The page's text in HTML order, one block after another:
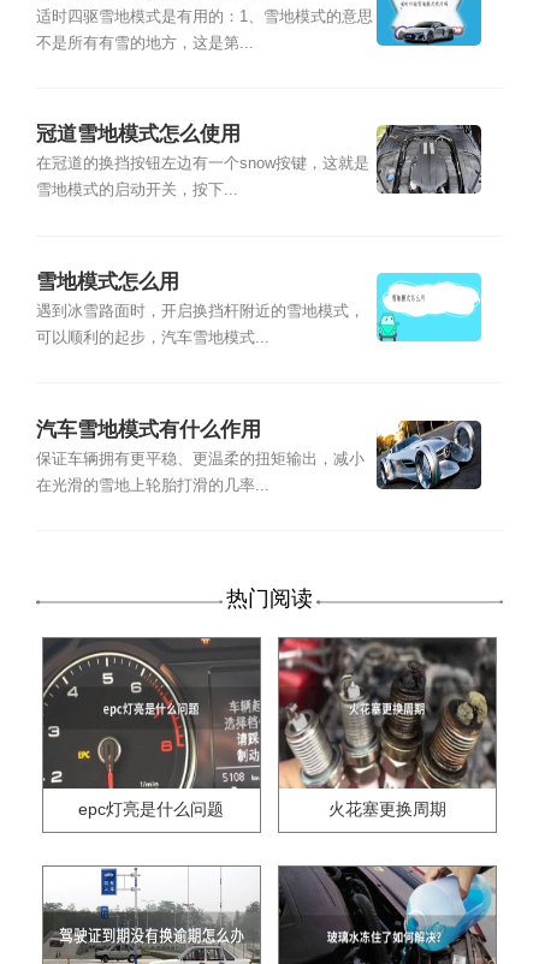
适时四驱雪地模式是有用的：1、雪地模式的意思
不是所有有雪的地方，这是第...
冠道雪地模式怎么使用
在冠道的换挡按钮左边有一个snow按键，这就是
雪地模式的启动开关，按下...
雪地模式怎么用
遇到冰雪路面时，开启换挡杆附近的雪地模式，
可以顺利的起步，汽车雪地模式...
汽车雪地模式有什么作用
保证车辆拥有更平稳、更温柔的扭矩输出，减小
在光滑的雪地上轮胎打滑的几率...
热门阅读
epc灯亮是什么问题 火花塞更换周期